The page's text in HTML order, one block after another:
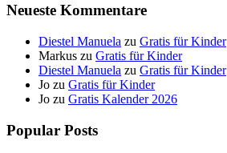
Neueste Kommentare
Diestel Manuela zu Gratis für Kinder
Markus zu Gratis für Kinder
Diestel Manuela zu Gratis für Kinder
Jo zu Gratis für Kinder
Jo zu Gratis Kalender 2026
Popular Posts